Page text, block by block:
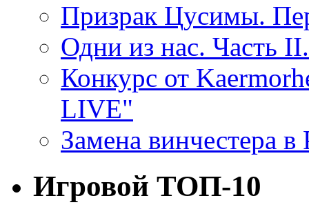
Призрак Цусимы.
Одни из нас. Часть
Конкурс от
LIVE"
Замена винчестера
Игровой ТОП-10